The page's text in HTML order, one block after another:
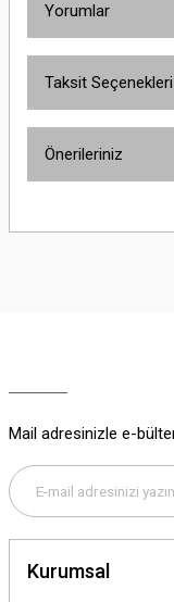
Yorumlar
Taksit Seçenekleri
Önerileriniz
yetersiz gördüğünüz
Bu ürüne benzer
Mail adresinizle e-
Kurumsal